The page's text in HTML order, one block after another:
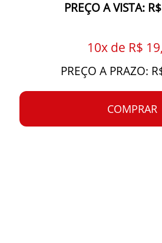
PREÇO A VISTA:
10x de R$
PREÇO A PRAZO:
COMPRAR